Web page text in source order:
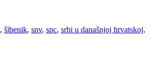
, šibenik, snv, spc, srbi u današnjoj hrvatskoj,